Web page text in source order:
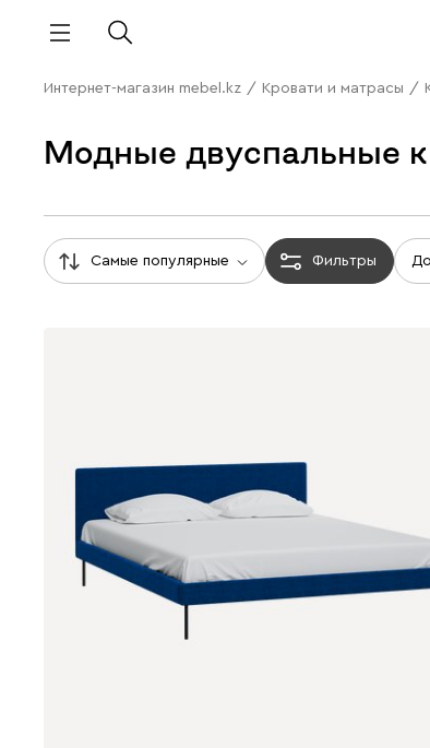
Интернет-магазин mebel.kz / Кровати и матрасы /
Модные двуспальные
Самые популярные Фильтры